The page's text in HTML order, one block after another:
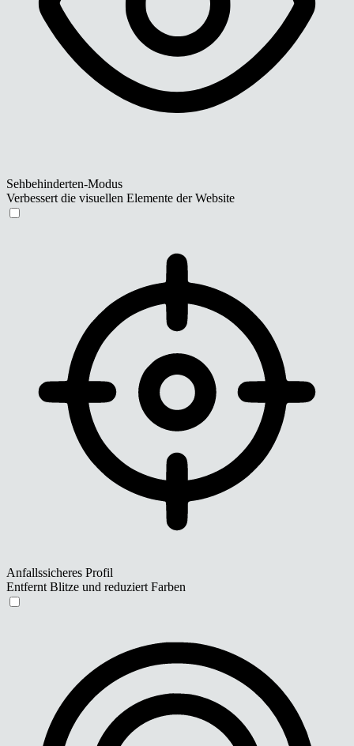
Sehbehinderten-Modus
Verbessert die visuellen Elemente der Website
Anfallssicheres Profil
Entfernt Blitze und reduziert Farben